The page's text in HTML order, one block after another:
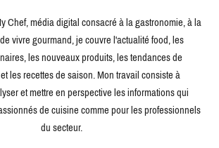
Chef, média digital consacré à la gastronomie, à la
vivre gourmand, je couvre l'actualité food, les
les nouveaux produits, les tendances de
les recettes de saison. Mon travail consiste à
et mettre en perspective les informations qui
de cuisine comme pour les professionnels
du secteur.